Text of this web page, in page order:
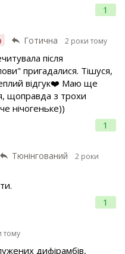
1
Готична 2 роки тому
1
після
пригадалися. Тішуся,
відгук❤️ Маю ще
щоправда з трохи
нічогеньке))
Тюнінгований
2 роки
1
тому
дифірамбів,